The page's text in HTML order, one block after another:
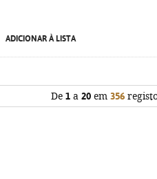
ADICIONAR À LISTA
De 1 a 20 em 356